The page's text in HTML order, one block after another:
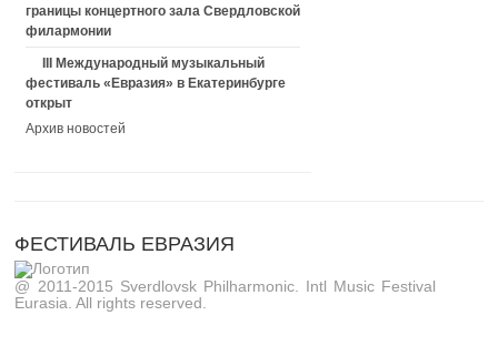
границы концертного зала Свердловской
филармонии
III Международный музыкальный
фестиваль «Евразия» в Екатеринбурге
открыт
Архив новостей
ФЕСТИВАЛЬ ЕВРАЗИЯ
@ 2011-2015 Sverdlovsk Philharmonic. Intl Music Festival
Eurasia. All rights reserved.